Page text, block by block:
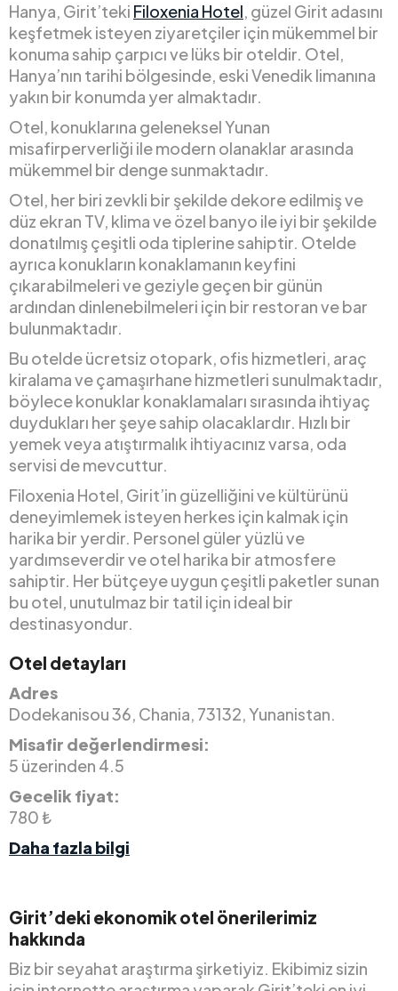
Hanya, Girit’teki Filoxenia Hotel, güzel Girit adasını
keşfetmek isteyen ziyaretçiler için mükemmel bir
konuma sahip çarpıcı ve lüks bir oteldir. Otel,
Hanya’nın tarihi bölgesinde, eski Venedik limanına
yakın bir konumda yer almaktadır.
Otel, konuklarına geleneksel Yunan
misafirperverliği ile modern olanaklar arasında
mükemmel bir denge sunmaktadır.
Otel, her biri zevkli bir şekilde dekore edilmiş ve
düz ekran TV, klima ve özel banyo ile iyi bir şekilde
donatılmış çeşitli oda tiplerine sahiptir. Otelde
ayrıca konukların konaklamanın keyfini
çıkarabilmeleri ve geziyle geçen bir günün
ardından dinlenebilmeleri için bir restoran ve bar
bulunmaktadır.
Bu otelde ücretsiz otopark, ofis hizmetleri, araç
kiralama ve çamaşırhane hizmetleri sunulmaktadır,
böylece konuklar konaklamaları sırasında ihtiyaç
duydukları her şeye sahip olacaklardır. Hızlı bir
yemek veya atıştırmalık ihtiyacınız varsa, oda
servisi de mevcuttur.
Filoxenia Hotel, Girit’in güzelliğini ve kültürünü
deneyimlemek isteyen herkes için kalmak için
harika bir yerdir. Personel güler yüzlü ve
yardımseverdir ve otel harika bir atmosfere
sahiptir. Her bütçeye uygun çeşitli paketler sunan
bu otel, unutulmaz bir tatil için ideal bir
destinasyondur.
Otel detayları
Adres
Dodekanisou 36, Chania, 73132, Yunanistan.
Misafir değerlendirmesi:
5 üzerinden 4.5
Gecelik fiyat:
780 ₺
Daha fazla bilgi
Girit’deki ekonomik otel önerilerimiz
hakkında
Biz bir seyahat araştırma şirketiyiz. Ekibimiz sizin